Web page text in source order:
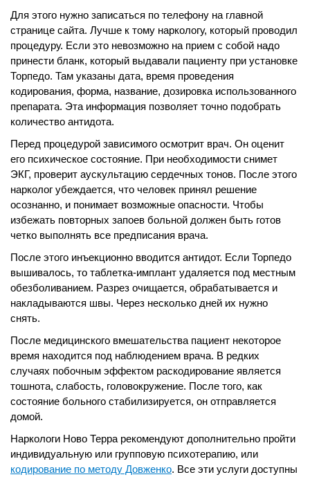
Круглосуточное наблюдение специалистов
Индивидуальное многоразовое питание
Наличие душа и туалета в палате
Оформление больничного листа
Для этого нужно записаться по телефону на главной
странице сайта. Лучше к тому наркологу, который проводил
процедуру. Если это невозможно на прием с собой надо
принести бланк, который выдавали пациенту при установке
Торпедо. Там указаны дата, время проведения
кодирования, форма, название, дозировка использованного
препарата. Эта информация позволяет точно подобрать
количество антидота.
Перед процедурой зависимого осмотрит врач. Он оценит
его психическое состояние. При необходимости снимет
ЭКГ, проверит аускультацию сердечных тонов. После этого
нарколог убеждается, что человек принял решение
осознанно, и понимает возможные опасности. Чтобы
избежать повторных запоев больной должен быть готов
четко выполнять все предписания врача.
После этого инъекционно вводится антидот. Если Торпедо
вышивалось, то таблетка-имплант удаляется под местным
обезболиванием. Разрез очищается, обрабатывается и
накладываются швы. Через несколько дней их нужно
снять.
После медицинского вмешательства пациент некоторое
время находится под наблюдением врача. В редких
случаях побочным эффектом раскодирование является
тошнота, слабость, головокружение. После того, как
состояние больного стабилизируется, он отправляется
домой.
Наркологи Ново Терра рекомендуют дополнительно пройти
индивидуальную или групповую психотерапию, или
кодирование по методу Довженко. Все эти услуги доступны